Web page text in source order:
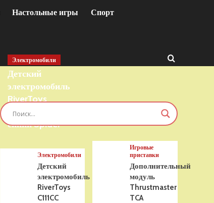
Настольные игры Спорт
Электромобили
Детский
электромобиль
RiverToys
T777TT 4WD
синий Spider
Электромобили
Детский
электромобиль
RiverToys
C111CC
Игровые
приставки
Дополнительный
модуль
Thrustmaster
TCA